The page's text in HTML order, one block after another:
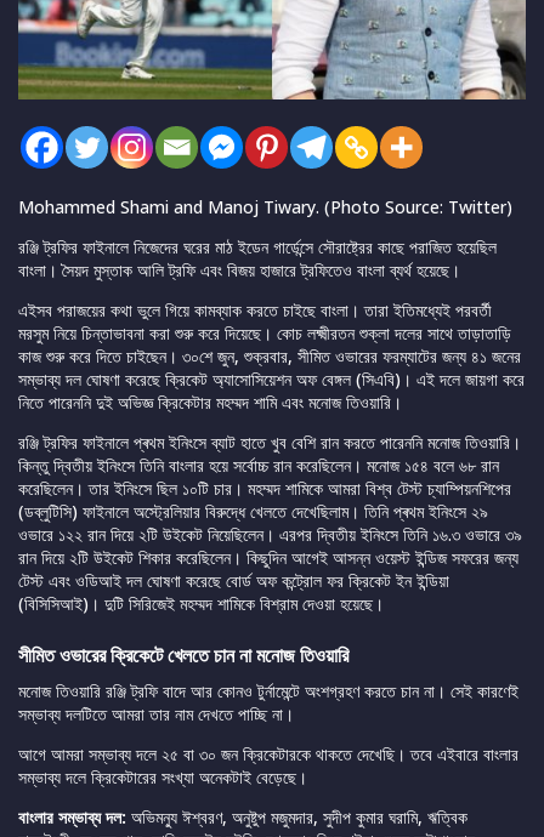
Mohammed Shami and Manoj Tiwary. (Photo Source: Twitter)
রঞ্জি ট্রফির ফাইনালে নিজেদের ঘরের মাঠ ইডেন গার্ডেন্সে সৌরাষ্ট্রের কাছে পরাজিত হয়েছিল
বাংলা। সৈয়দ মুস্তাক আলি ট্রফি এবং বিজয় হাজারে ট্রফিতেও বাংলা ব্যর্থ হয়েছে।
এইসব পরাজয়ের কথা ভুলে গিয়ে কামব্যাক করতে চাইছে বাংলা। তারা ইতিমধ্যেই পরবর্তী
মরসুম নিয়ে চিন্তাভাবনা করা শুরু করে দিয়েছে। কোচ লক্ষ্মীরতন শুক্লা দলের সাথে তাড়াতাড়ি
কাজ শুরু করে দিতে চাইছেন। ৩০শে জুন, শুক্রবার, সীমিত ওভারের ফরম্যাটের জন্য ৪১ জনের
সম্ভাব্য দল ঘোষণা করেছে ক্রিকেট অ্যাসোসিয়েশন অফ বেঙ্গল (সিএবি)। এই দলে জায়গা করে
নিতে পারেননি দুই অভিজ্ঞ ক্রিকেটার মহম্মদ শামি এবং মনোজ তিওয়ারি।
রঞ্জি ট্রফির ফাইনালে প্ৰথম ইনিংসে ব্যাট হাতে খুব বেশি রান করতে পারেননি মনোজ তিওয়ারি।
কিন্তু দ্বিতীয় ইনিংসে তিনি বাংলার হয়ে সর্বোচ্চ রান করেছিলেন। মনোজ ১৫৪ বলে ৬৮ রান
করেছিলেন। তার ইনিংসে ছিল ১০টি চার। মহম্মদ শামিকে আমরা বিশ্ব টেস্ট চ্যাম্পিয়নশিপের
(ডব্লুটিসি) ফাইনালে অস্ট্রেলিয়ার বিরুদ্ধে খেলতে দেখেছিলাম। তিনি প্ৰথম ইনিংসে ২৯
ওভারে ১২২ রান দিয়ে ২টি উইকেট নিয়েছিলেন। এরপর দ্বিতীয় ইনিংসে তিনি ১৬.৩ ওভারে ৩৯
রান দিয়ে ২টি উইকেট শিকার করেছিলেন। কিছুদিন আগেই আসন্ন ওয়েস্ট ইন্ডিজ সফরের জন্য
টেস্ট এবং ওডিআই দল ঘোষণা করেছে বোর্ড অফ কন্ট্রোল ফর ক্রিকেট ইন ইন্ডিয়া
(বিসিসিআই)। দুটি সিরিজেই মহম্মদ শামিকে বিশ্রাম দেওয়া হয়েছে।
সীমিত ওভারের ক্রিকেটে খেলতে চান না মনোজ তিওয়ারি
মনোজ তিওয়ারি রঞ্জি ট্রফি বাদে আর কোনও টুর্নামেন্টে অংশগ্রহণ করতে চান না। সেই কারণেই
সম্ভাব্য দলটিতে আমরা তার নাম দেখতে পাচ্ছি না।
আগে আমরা সম্ভাব্য দলে ২৫ বা ৩০ জন ক্রিকেটারকে থাকতে দেখেছি। তবে এইবারে বাংলার
সম্ভাব্য দলে ক্রিকেটারের সংখ্যা অনেকটাই বেড়েছে।
বাংলার সম্ভাব্য দল: অভিমন্যু ঈশ্বরণ, অনুষ্টুপ মজুমদার, সুদীপ কুমার ঘরামি, ঋত্বিক